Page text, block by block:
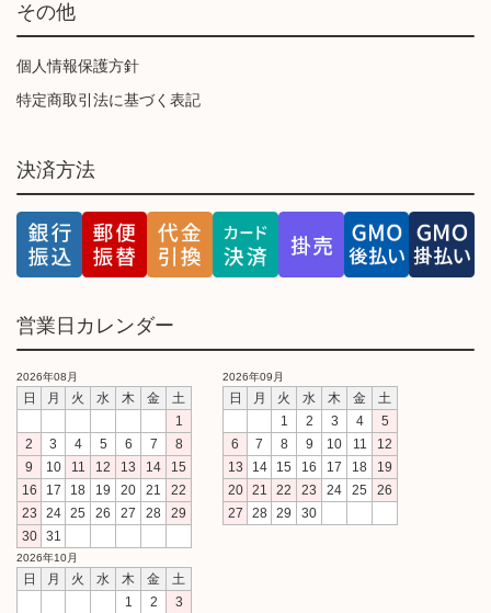
その他
個人情報保護方針
特定商取引法に基づく表記
決済方法
営業日カレンダー
2026年08月
日 月 火 水 木 金
土
1
2
3 4 5 6 7
8
9
10 11 12 13 14
15
16
17 18 19 20 21
22
23
24 25 26 27 28
29
30
31
2026年09月
日 月 火 水 木 金
土
1
2 3 4
5
6
7 8 9 10 11
12
13
14 15 16 17 18
19
20
21 22 23 24 25
26
27
28 29 30
2026年10月
日 月 火 水 木 金
土
1
2 3